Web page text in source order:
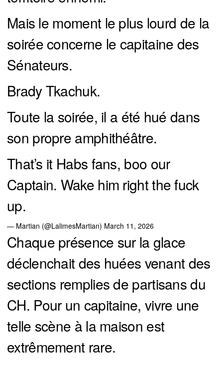
Mais le moment le plus lourd de la
soirée concerne le capitaine des
Sénateurs.
Brady Tkachuk.
Toute la soirée, il a été hué dans
son propre amphithéâtre.
That’s it Habs fans, boo our
Captain. Wake him right the fuck
up.
— Martian (@LalimesMartian) March 11, 2026
Chaque présence sur la glace
déclenchait des huées venant des
sections remplies de partisans du
CH. Pour un capitaine, vivre une
telle scène à la maison est
extrêmement rare.